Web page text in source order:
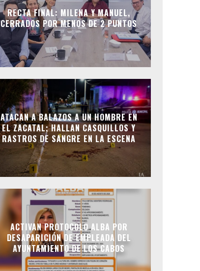
RECTA FINAL: MILENA Y MANUEL,
CERRADOS POR MENOS DE 2 PUNTOS
ATACAN A BALAZOS A UN HOMBRE EN
EL ZACATAL; HALLAN CASQUILLOS Y
RASTROS DE SANGRE EN LA ESCENA
ACTIVAN PROTOCOLO ALBA POR
DESAPARICIÓN DE EMPLEADA DEL
AYUNTAMIENTO DE LOS CABOS